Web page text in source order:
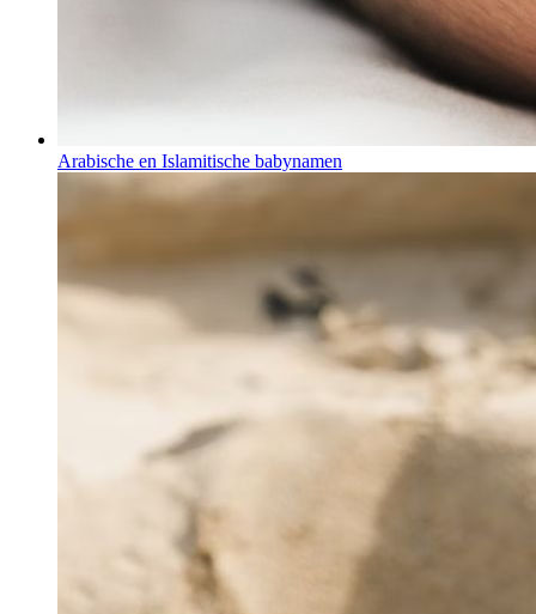
Arabische en Islamitische babynamen